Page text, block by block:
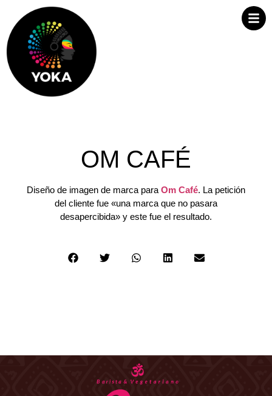
OM CAFÉ
Diseño de imagen de marca para Om Café. La petición
del cliente fue «una marca que no pasara
desapercibida» y este fue el resultado.